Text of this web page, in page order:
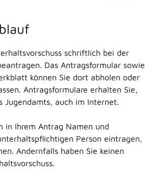
schriftlich bei der
Das Antragsformular sowie
können Sie dort abholen oder
Antragsformulare erhalten Sie,
Jugendamts, auch im Internet.
in Ihrem Antrag Namen und
Person eintragen,
Andernfalls haben Sie keinen